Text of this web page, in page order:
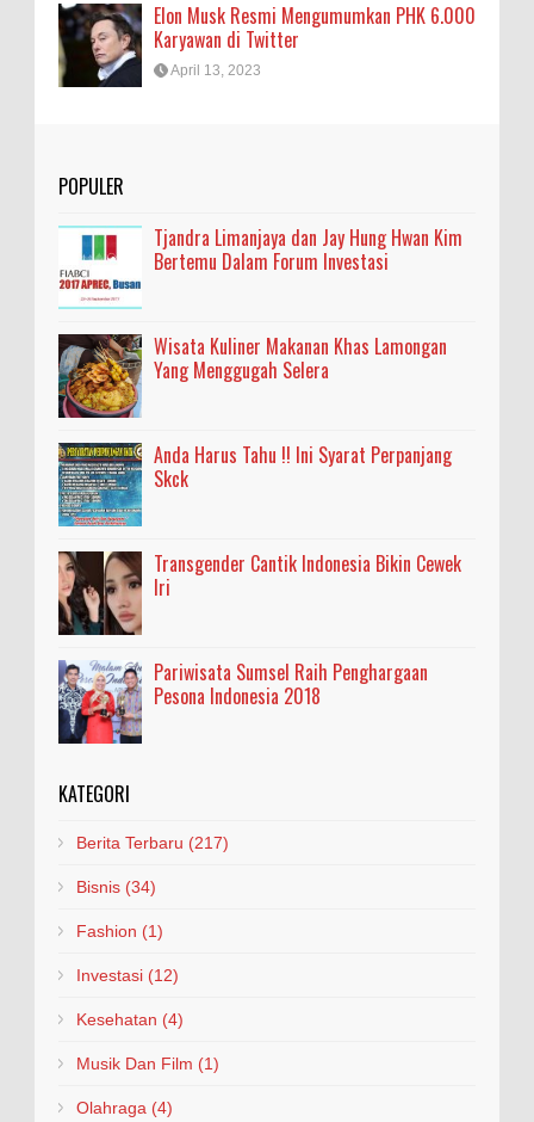
Elon Musk Resmi Mengumumkan PHK 6.000
Karyawan di Twitter
April 13, 2023
POPULER
Tjandra Limanjaya dan Jay Hung Hwan Kim
Bertemu Dalam Forum Investasi
Wisata Kuliner Makanan Khas Lamongan
Yang Menggugah Selera
Anda Harus Tahu !! Ini Syarat Perpanjang
Skck
Transgender Cantik Indonesia Bikin Cewek
Iri
Pariwisata Sumsel Raih Penghargaan
Pesona Indonesia 2018
KATEGORI
Berita Terbaru (217)
Bisnis (34)
Fashion (1)
Investasi (12)
Kesehatan (4)
Musik Dan Film (1)
Olahraga (4)